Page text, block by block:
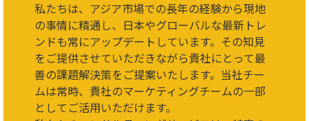
私たちは、アジア市場での長年の経験から現地
の事情に精通し、日本やグローバルな最新トレ
ンドも常にアップデートしています。その知見
をご提供させていただきながら貴社にとって最
善の課題解決策をご提案いたします。当社チー
ムは常時、貴社のマーケティングチームの一部
としてご活用いただけます。